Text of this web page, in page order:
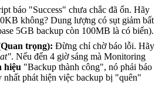
báo "Success" chưa chắc đã ổn. Hãy
không? Dung lượng có sụt giảm bất
5GB backup còn 100MB là có biến).
trọng): Đừng chỉ chờ báo lỗi. Hãy
. Nếu đến 4 giờ sáng mà Monitoring
hiệu "Backup thành công", nó phải báo
phát hiện việc backup bị "quên"